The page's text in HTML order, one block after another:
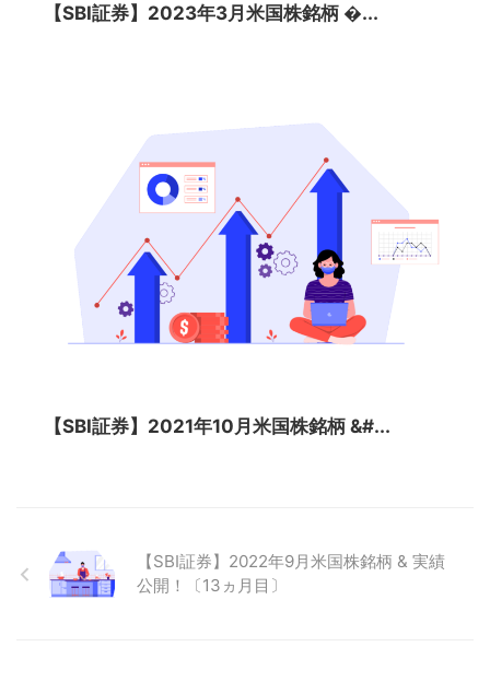
【SBI証券】2023年3月米国株銘柄 �...
【SBI証券】2021年10月米国株銘柄 &#...
【SBI証券】2022年9月米国株銘柄 & 実績
公開！〔13ヵ月目〕